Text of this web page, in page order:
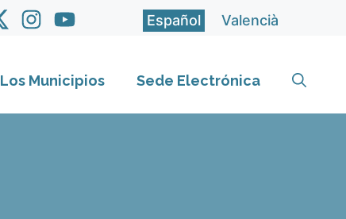
Español Valencià
Los Municipios Sede Electrónica